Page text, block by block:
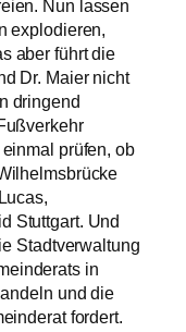
beruhigen
Nun lassen
explodieren,
aber führt die
Dr. Maier nicht
dringend
prüfen, ob
Stuttgart. Und
Stadtverwaltung
in
und die